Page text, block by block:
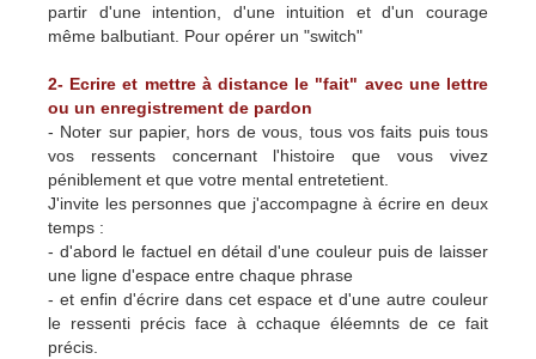
partir d'une intention, d'une intuition et d'un courage
même balbutiant. Pour opérer un "switch"
2- Ecrire et mettre à distance le "fait" avec une lettre
ou un enregistrement de pardon
- Noter sur papier, hors de vous, tous vos faits puis tous
vos ressents concernant l'histoire que vous vivez
péniblement et que votre mental entretetient.
J'invite les personnes que j'accompagne à écrire en deux
temps :
- d'abord le factuel en détail d'une couleur puis de laisser
une ligne d'espace entre chaque phrase
- et enfin d'écrire dans cet espace et d'une autre couleur
le ressenti précis face à cchaque éléemnts de ce fait
précis.